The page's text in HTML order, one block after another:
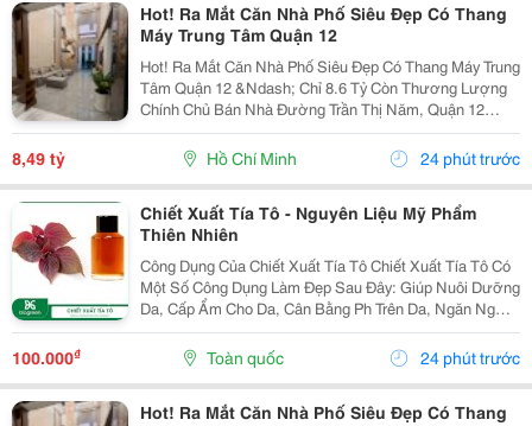
Hot! Ra Mắt Căn Nhà Phố Siêu Đẹp Có Thang
Máy Trung Tâm Quận 12
Hot! Ra Mắt Căn Nhà Phố Siêu Đẹp Có Thang Máy Trung
Tâm Quận 12 &Ndash; Chỉ 8.6 Tỷ Còn Thương Lượng
Chính Chủ Bán Nhà Đường Trần Thị Năm, Quận 12
&Ndash; Vị Trí Đẹp, Khu Dân Cư Hiện Hữu, Tiện Ích Đầy
Đủ. Diện Tích: 4M &Times; 20M Nhà...
8,49 tỷ Hồ Chí Minh 24 phút trước
Chiết Xuất Tía Tô - Nguyên Liệu Mỹ Phẩm
Thiên Nhiên
Công Dụng Của Chiết Xuất Tía Tô Chiết Xuất Tía Tô Có
Một Số Công Dụng Làm Đẹp Sau Đây: Giúp Nuôi Dưỡng
Da, Cấp Ẩm Cho Da, Cân Bằng Ph Trên Da, Ngăn Ngừa
Tình Trạng Da Khô, Thô Ráp, Sần Sùi, Bong Tróc&Hellip;
Giúp Kháng Khuẩn, Làm Sạch Da, Tẩy...
100.000₫ Toàn quốc 24 phút trước
Hot! Ra Mắt Căn Nhà Phố Siêu Đẹp Có Thang